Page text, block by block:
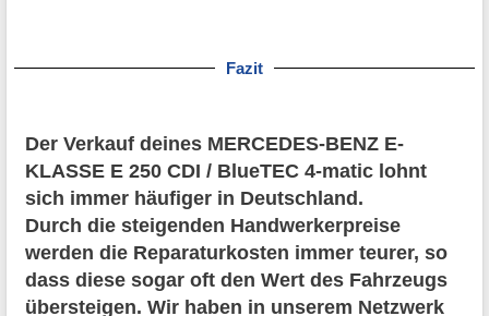
Fazit
Der Verkauf deines MERCEDES-BENZ E-
KLASSE E 250 CDI / BlueTEC 4-matic lohnt
sich immer häufiger in Deutschland.
Durch die steigenden Handwerkerpreise
werden die Reparaturkosten immer teurer, so
dass diese sogar oft den Wert des Fahrzeugs
übersteigen. Wir haben in unserem Netzwerk